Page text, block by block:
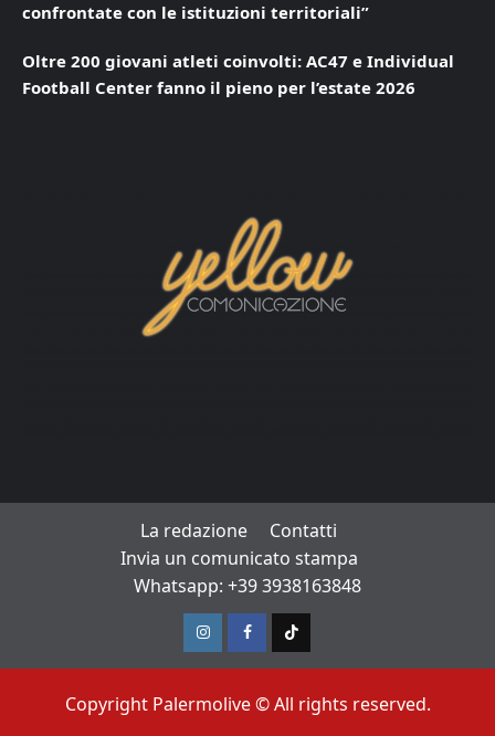
confrontate con le istituzioni territoriali”
Oltre 200 giovani atleti coinvolti: AC47 e Individual
Football Center fanno il pieno per l’estate 2026
La redazione
Contatti
Invia un comunicato stampa
Whatsapp: +39 3938163848
InstagramFacebook
TikTok
Copyright Palermolive © All rights reserved.